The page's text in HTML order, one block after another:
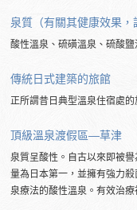
泉質（有關其健康效果，
酸性溫泉、硫磺溫泉、硫酸
傳統日式建築的旅館
正所謂昔日典型溫泉住宿處
頂級溫泉渡假區―草津
泉質呈酸性。自古以來即被
量為日本第一，並擁有強力
泉療法的酸性溫泉。有效治